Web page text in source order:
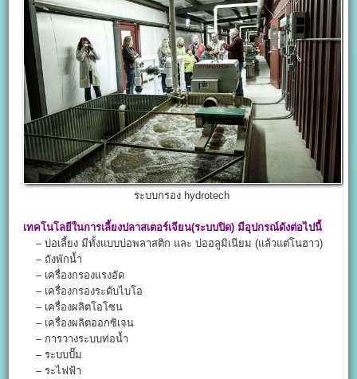
ระบบกรอง hydrotech
เทคโนโลยีในการเลี้ยงปลาสเตอร์เจียน(ระบบปิด) มีอุปกรณ์ดังต่อไปนี้
– บ่อเลี้ยง มีทั้งแบบบ่อพลาสติก และ บ่ออลูมิเนียม (แล้วแต่โนฮาว)
– ถังพักน้ำ
– เครื่องกรองแรงอัด
– เครื่องกรองระดับไบโอ
– เครื่องผลิตโอโซน
– เครื่องผลิตออกซิเจน
– การวางระบบท่อน้ำ
– ระบบปั๊ม
– ระไฟฟ้า